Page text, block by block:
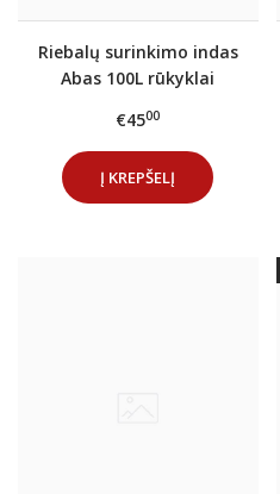
Riebalų surinkimo indas
Abas 100L rūkyklai
€4500
Į KREPŠELĮ